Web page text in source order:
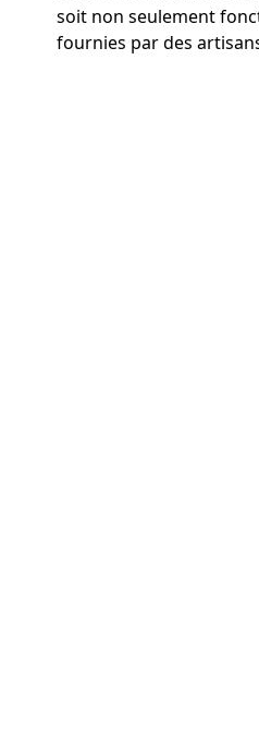
soit non seulement
fournies par des